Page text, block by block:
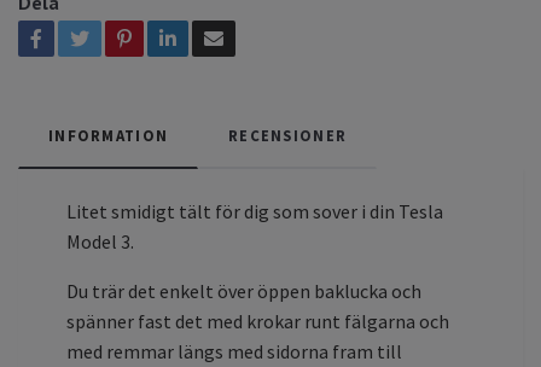
INFORMATION RECENSIONER
Litet smidigt tält för dig som sover i din Tesla
Model 3.
Du trär det enkelt över öppen baklucka och
spänner fast det med krokar runt fälgarna och
med remmar längs med sidorna fram till